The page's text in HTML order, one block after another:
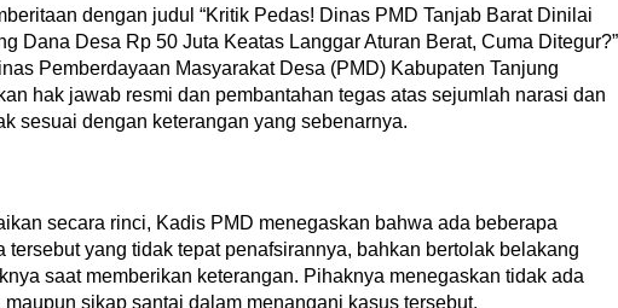
dengan judul “Kritik Pedas! Dinas PMD Tanjab Barat Dinilai
Dana Desa Rp 50 Juta Keatas Langgar Aturan Berat, Cuma Ditegur?”
Pemberdayaan Masyarakat Desa (PMD) Kabupaten Tanjung
hak jawab resmi dan pembantahan tegas atas sejumlah narasi dan
sesuai dengan keterangan yang sebenarnya.
secara rinci, Kadis PMD menegaskan bahwa ada beberapa
tersebut yang tidak tepat penafsirannya, bahkan bertolak belakang
saat memberikan keterangan. Pihaknya menegaskan tidak ada
sikap santai dalam menangani kasus tersebut.